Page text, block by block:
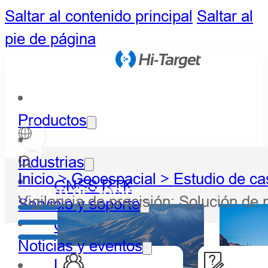
Saltar al contenido principal Saltar al
pie de página
Productos
GNSS RTK
Óptico
Industrias
Servicio y soporte
Noticias y eventos
Centro de socios
Inicio >Geoespacial > Estudio de
Vigilancia de precisión: Solución de